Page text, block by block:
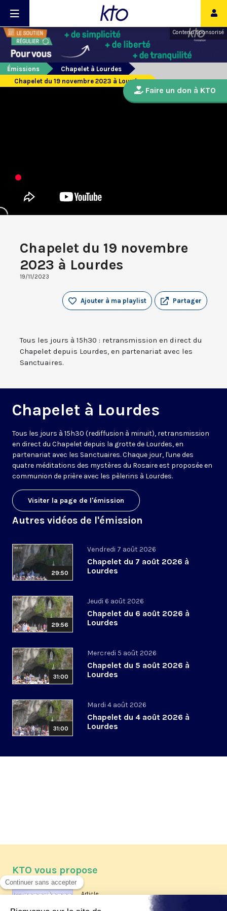
Contenu sponsorisé
Émissions
Chapelet à Lourdes
Chapelet du 19 novembre 2023 à Lourdes
Chapelet du 19 novembre
2023 à Lourdes
19/11/2023
Partager
Ajouter à ma playlist
Tous les jours à 15h30 : retransmission en direct du
Chapelet depuis Lourdes, en partenariat avec les
Sanctuaires.
Chapelet à Lourdes
Tous les jours à 15h30 (rediffusion à minuit), retransmission
en direct du Chapelet depuis la grotte de Lourdes, en
partenariat avec les Sanctuaires. Chaque jour, l'une des
quatre méditations des mystères du Rosaire est proposée en
communion de prière avec les pèlerins à Lourdes.
Visiter la page de l'émission
Autres vidéos de l'émission
29:50
Vendredi 7 août 2026
Chapelet du 7 août 2026 à
Lourdes
29:56
Jeudi 6 août 2026
Chapelet du 6 août 2026 à
Lourdes
31:00
Mercredi 5 août 2026
Chapelet du 5 août 2026 à
Lourdes
31:00
Mardi 4 août 2026
Chapelet du 4 août 2026 à
Lourdes
Faire un don à KTO
KTO vous propose
Article
Les reportages d'été 2026 de KTO